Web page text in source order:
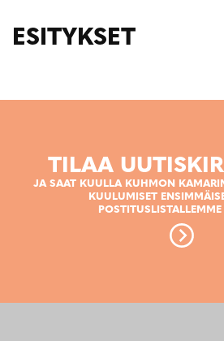
ESITYKSET
TILAA
JA SAAT KUULLA KUHMON
KUULUMISET
POSTITUSLISTALLEMME